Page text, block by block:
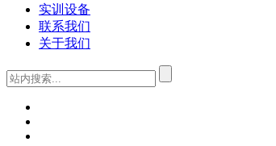
实训设备
联系我们
关于我们